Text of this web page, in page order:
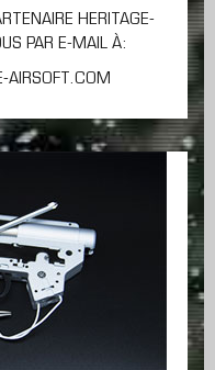
HERITAGE-
PAR E-MAIL À:
AIRSOFT.COM